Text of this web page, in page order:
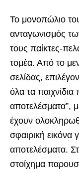
Το μονοπώλιο
ανταγωνισμός
τους παίκτες-
τομέα. Από το
σελίδας,
όλα τα παιχνίδια
αποτελέσματα”,
έχουν
σφαιρική εικόνα
αποτελέσματα.
στοίχημα